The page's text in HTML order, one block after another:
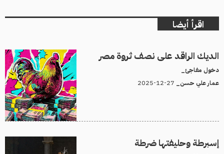
اقرأ أيضا
الديك الراقد على نصف ثروة مصر
دخول مفاجئ_
عمار علي حسن_
إسبرطة وحليفتها ضرطة